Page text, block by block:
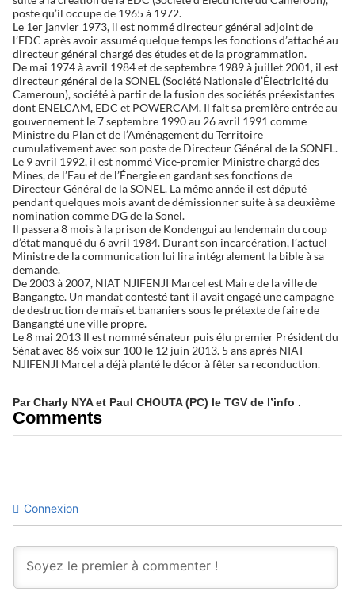
poste qu’il occupe de 1965 à 1972.
Le 1er janvier 1973, il est nommé directeur général adjoint de
l’EDC après avoir assumé quelque temps les fonctions d’attaché au
directeur général chargé des études et de la programmation.
De mai 1974 à avril 1984 et de septembre 1989 à juillet 2001, il est
directeur général de la SONEL (Société Nationale d’Électricité du
Cameroun), société à partir de la fusion des sociétés préexistantes
dont ENELCAM, EDC et POWERCAM. Il fait sa première entrée au
gouvernement le 7 septembre 1990 au 26 avril 1991 comme
Ministre du Plan et de l’Aménagement du Territoire
cumulativement avec son poste de Directeur Général de la SONEL.
Le 9 avril 1992, il est nommé Vice-premier Ministre chargé des
Mines, de l’Eau et de l’Énergie en gardant ses fonctions de
Directeur Général de la SONEL. La même année il est député
pendant quelques mois avant de démissionner suite à sa deuxième
nomination comme DG de la Sonel.
Il passera 8 mois à la prison de Kondengui au lendemain du coup
d’état manqué du 6 avril 1984. Durant son incarcération, l’actuel
Ministre de la communication lui lira intégralement la bible à sa
demande.
De 2003 à 2007, NIAT NJIFENJI Marcel est Maire de la ville de
Bangangte. Un mandat contesté tant il avait engagé une campagne
de destruction de maïs et bananiers sous le prétexte de faire de
Bangangté une ville propre.
Le 8 mai 2013 Il est nommé sénateur puis élu premier Président du
Sénat avec 86 voix sur 100 le 12 juin 2013. 5 ans après NIAT
NJIFENJI Marcel a déjà planté le décor à fêter sa reconduction.
Par Charly NYA et Paul CHOUTA (PC) le TGV de l’info .
Comments
Connexion